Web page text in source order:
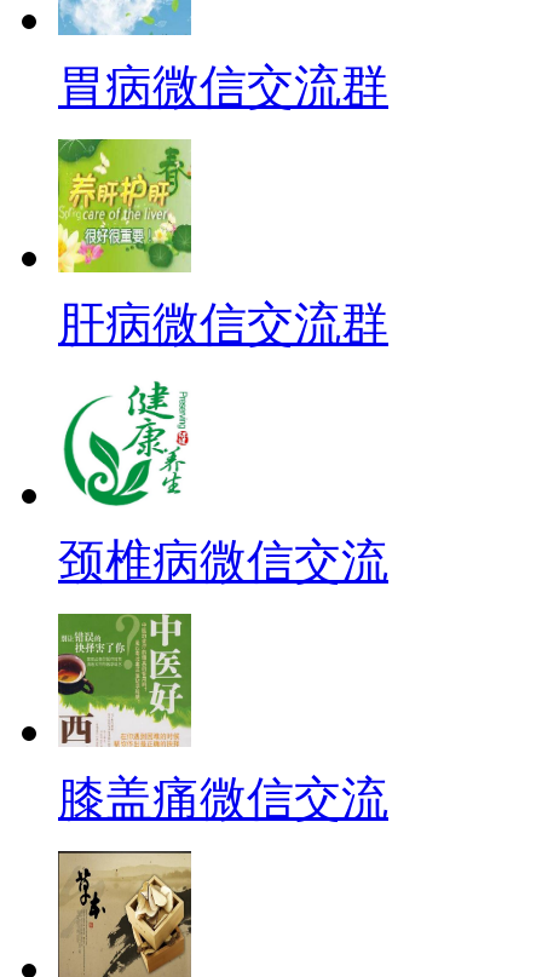
胃病微信交流群
肝病微信交流群
颈椎病微信交流
膝盖痛微信交流